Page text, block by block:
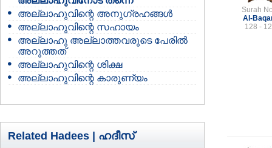
അല്ലാഹുവിന്റെ അനുഗ്രഹങ്ങള്‍
അല്ലാഹുവിന്റെ സഹായം
അല്ലാഹു അല്ലാത്തവരുടെ പേരില്‍
അറുത്തത്
അല്ലാഹുവിന്റെ ശിക്ഷ
അല്ലാഹുവിന്റെ കാരുണ്യം
Related Hadees | ഹദീസ്
Surah
Al-
128 -